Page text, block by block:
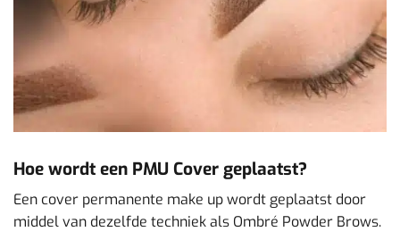
Hoe wordt een PMU Cover geplaatst?
Een cover permanente make up wordt geplaatst door
middel van dezelfde techniek als Ombré Powder Brows.